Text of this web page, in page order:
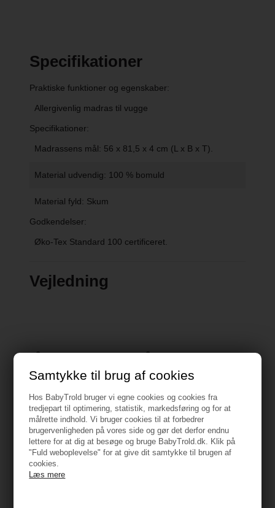
Samtykke til brug af cookies
Hos BabyTrold bruger vi egne cookies og cookies fra
tredjepart til optimering, statistik, markedsføring og for at
målrette indhold. Vi bruger cookies til at forbedrer
brugervenligheden på vores side og gør det derfor endnu
lettere for at dig at besøge og bruge BabyTrold.dk. Klik på
"Fuld weboplevelse" for at give dit samtykke til brugen af
cookies.
Læs mere
Specifikationer
Praktiske funktioner og egenskaber:
Allergivenlig madras til vugge
Specifikationer:
Madrassens mål: 56 x 81,5 x 4 cm (L x B x T).
Material udvendig: 100 % bomuld
Material fyld: Skum
Godkendelser:
Øko-Tex Standard 100 certificeret.
Vejledning
følgende produkter